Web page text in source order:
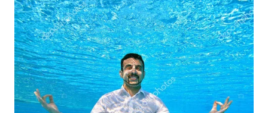
SUKABUMI
WN
PURWAKARTA
WN
PRIANGAN
TIMUR